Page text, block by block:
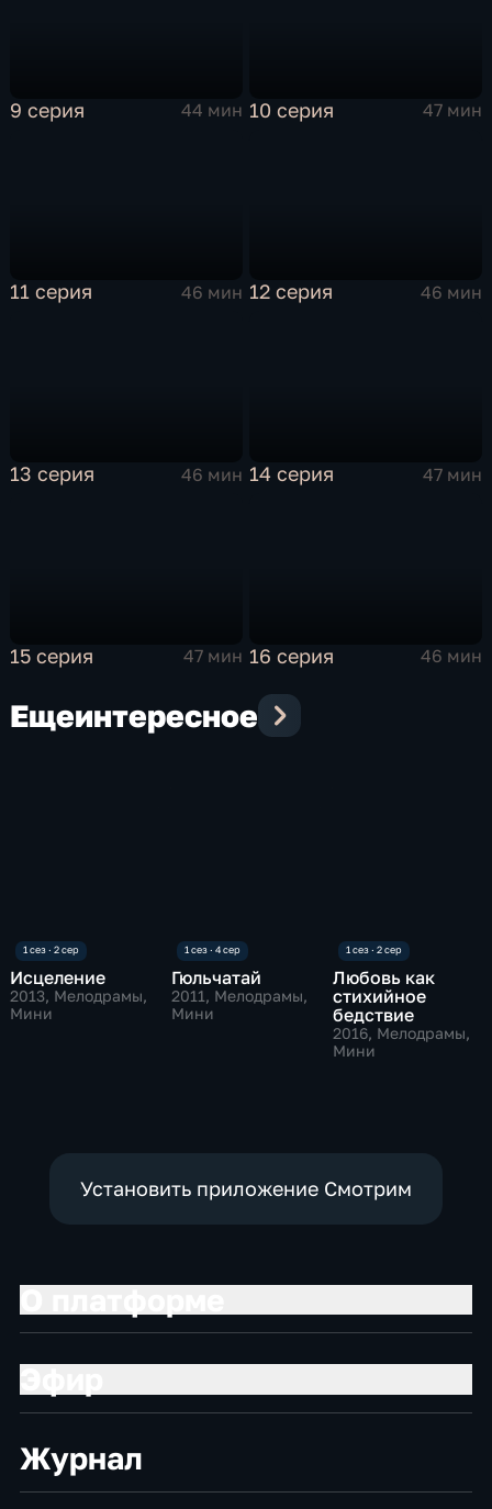
9 серия 44 мин 10 серия 47 мин
11 серия 46 мин 12 серия 46 мин
13 серия 46 мин 14 серия 47 мин
15 серия 47 мин 16 серия 46 мин
Ещеинтересное
Исцеление
2013, Мелодрамы,
Мини
Гюльчатай
2011, Мелодрамы,
Мини
Любовь как
стихийное
бедствие
2016, Мелодрамы,
Мини
Установить приложение Смотрим
Журнал